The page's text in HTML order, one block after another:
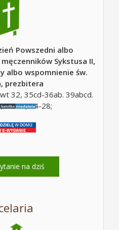
Powszedni albo
Sykstusa II,
albo wspomnienie św.
prezbitera
32, 35cd-36ab. 39abcd.
Mt 16, 24-28;
na dziś